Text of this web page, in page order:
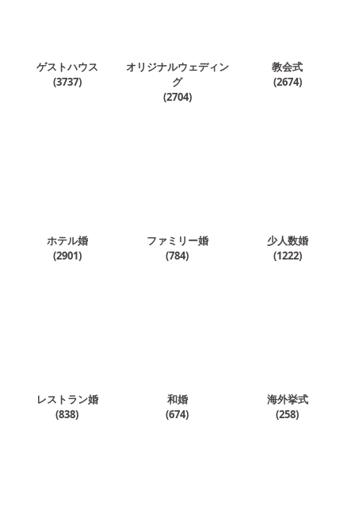
ゲストハウス
(3737)
オリジナルウェディン
グ
(2704)
教会式
(2674)
ホテル婚
(2901)
ファミリー婚
(784)
少人数婚
(1222)
レストラン婚
(838)
和婚
(674)
海外挙式
(258)